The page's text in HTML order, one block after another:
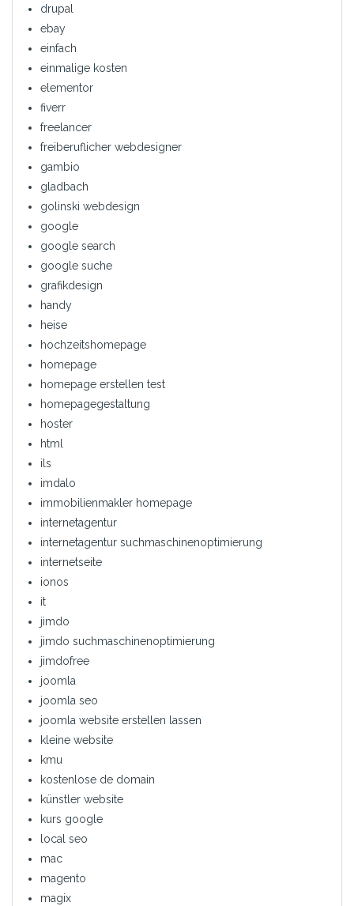
drupal
ebay
einfach
einmalige kosten
elementor
fiverr
freelancer
freiberuflicher webdesigner
gambio
gladbach
golinski webdesign
google
google search
google suche
grafikdesign
handy
heise
hochzeitshomepage
homepage
homepage erstellen test
homepagegestaltung
hoster
html
ils
imdalo
immobilienmakler homepage
internetagentur
internetagentur suchmaschinenoptimierung
internetseite
ionos
it
jimdo
jimdo suchmaschinenoptimierung
jimdofree
joomla
joomla seo
joomla website erstellen lassen
kleine website
kmu
kostenlose de domain
künstler website
kurs google
local seo
mac
magento
magix